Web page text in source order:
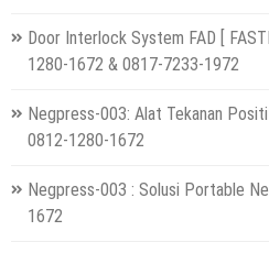
Door Interlock System FAD [
1280-1672 & 0817-7233-1972
Negpress-003: Alat Tekanan
0812-1280-1672
Negpress-003 : Solusi Portable
1672